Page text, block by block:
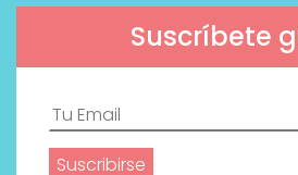
Suscríbete